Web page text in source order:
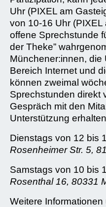
Uhr (PIXEL am
von 10-16 Uhr
offene Sprechstunde
der Theke”
Münchener:innen, die
Bereich Internet und
können zweimal
Sprechstunden direkt
Gespräch mit den
Unterstützung
Dienstags von 12 bis
Rosenheimer Str. 5,
Samstags von 10 bis
Rosenthal 16, 80331
Weitere Informationen